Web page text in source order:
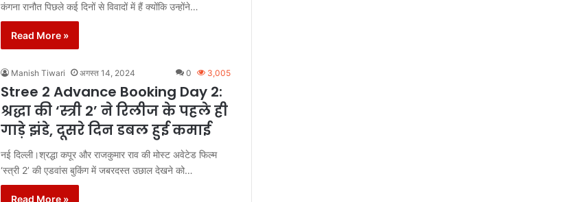
कंगना रानौत पिछले कई दिनों से विवादों में हैं क्योंकि उन्होंने…
Read More »
Manish Tiwari अगस्त 14, 2024 0 3,005
Stree 2 Advance Booking Day 2:
श्रद्धा की ‘स्त्री 2’ ने रिलीज के पहले ही
गाड़े झंडे, दूसरे दिन डबल हुई कमाई
नई दिल्ली।श्रद्धा कपूर और राजकुमार राव की मोस्ट अवेटेड फिल्म
‘स्त्री 2’ की एडवांस बुकिंग में जबरदस्त उछाल देखने को…
Read More »